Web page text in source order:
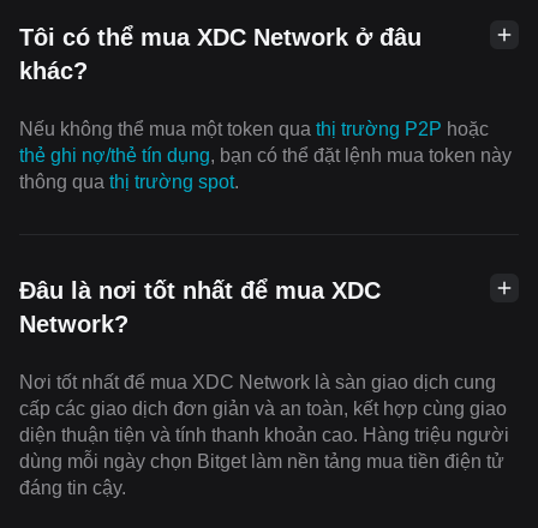
Tôi có thể mua XDC Network ở đâu
khác?
Nếu không thể mua một token qua thị trường P2P hoặc
thẻ ghi nợ/thẻ tín dụng, bạn có thể đặt lệnh mua token này
thông qua thị trường spot.
Đâu là nơi tốt nhất để mua XDC
Network?
Nơi tốt nhất để mua XDC Network là sàn giao dịch cung
cấp các giao dịch đơn giản và an toàn, kết hợp cùng giao
diện thuận tiện và tính thanh khoản cao. Hàng triệu người
dùng mỗi ngày chọn Bitget làm nền tảng mua tiền điện tử
đáng tin cậy.